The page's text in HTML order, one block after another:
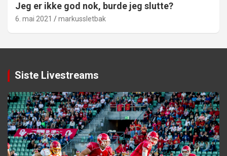
Jeg er ikke god nok, burde jeg slutte?
6. mai 2021 markussletbak
Siste Livestreams